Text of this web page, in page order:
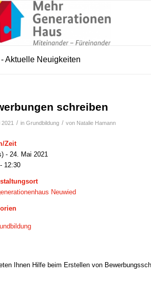
Aktuelle Neuigkeiten
schreiben
2021 / inGrundbildung / von Natalie Hamann
Zeit
- 24. Mai 2021
12:30
Neuwied
Ihnen Hilfe beim Erstellen von